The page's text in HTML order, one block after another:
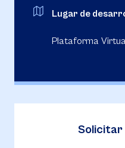
Lugar de
Plataforma
Solicitar